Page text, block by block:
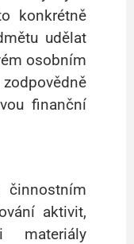
konkrétně
udělat
osobním
finanční
činnostním
aktivit,
materiály